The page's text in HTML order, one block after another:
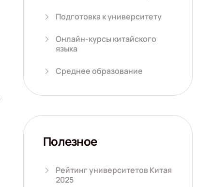
Подготовка к университету
Онлайн-курсы китайского
языка
Среднее образование
Полезное
Рейтинг университетов Китая
2025